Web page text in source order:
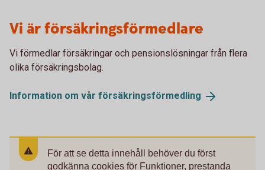
Vi är försäkringsförmedlare
Vi förmedlar försäkringar och pensionslösningar från flera
olika försäkringsbolag.
Information om vår försäkringsförmedling
För att se detta innehåll behöver du först
godkänna cookies för Funktioner, prestanda